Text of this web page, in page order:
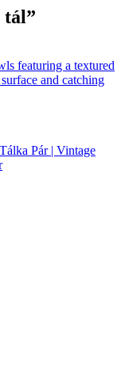
tál”
Pár | Vintage